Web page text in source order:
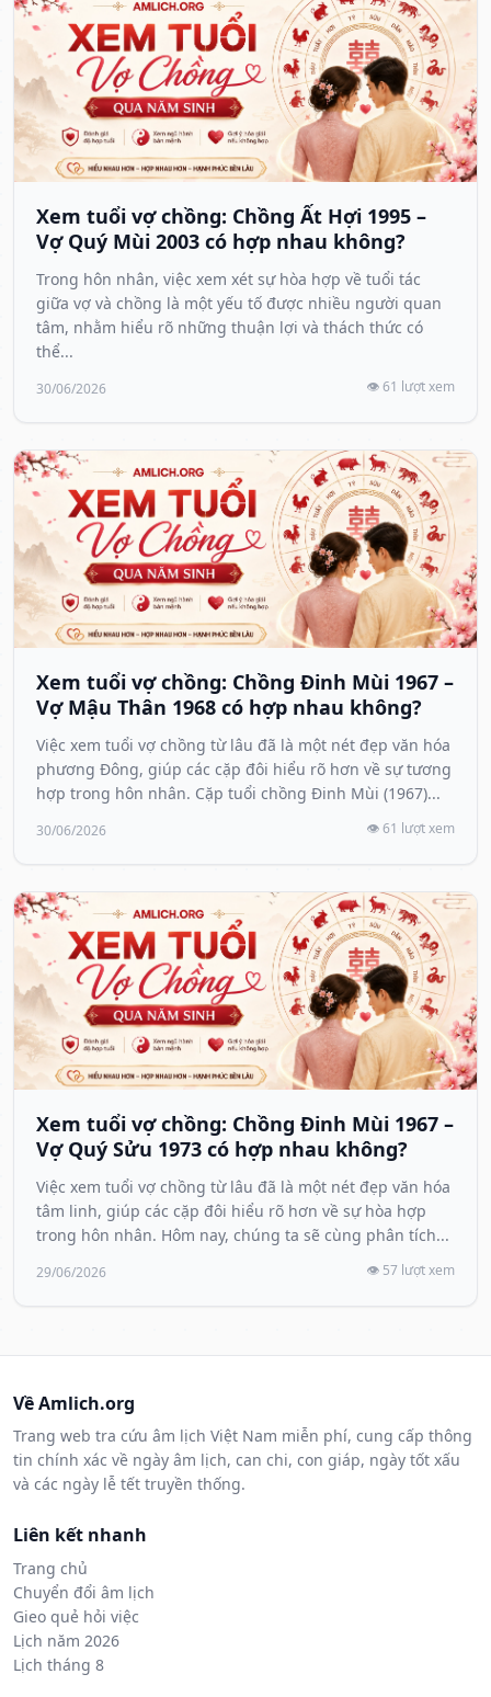
Xem tuổi vợ chồng: Chồng Ất Hợi 1995 –
Vợ Quý Mùi 2003 có hợp nhau không?
Trong hôn nhân, việc xem xét sự hòa hợp về tuổi tác
giữa vợ và chồng là một yếu tố được nhiều người quan
tâm, nhằm hiểu rõ những thuận lợi và thách thức có
thể...
30/06/2026 👁️ 61 lượt xem
Xem tuổi vợ chồng: Chồng Đinh Mùi 1967 –
Vợ Mậu Thân 1968 có hợp nhau không?
Việc xem tuổi vợ chồng từ lâu đã là một nét đẹp văn hóa
phương Đông, giúp các cặp đôi hiểu rõ hơn về sự tương
hợp trong hôn nhân. Cặp tuổi chồng Đinh Mùi (1967)...
30/06/2026 👁️ 61 lượt xem
Xem tuổi vợ chồng: Chồng Đinh Mùi 1967 –
Vợ Quý Sửu 1973 có hợp nhau không?
Việc xem tuổi vợ chồng từ lâu đã là một nét đẹp văn hóa
tâm linh, giúp các cặp đôi hiểu rõ hơn về sự hòa hợp
trong hôn nhân. Hôm nay, chúng ta sẽ cùng phân tích...
29/06/2026 👁️ 57 lượt xem
Về Amlich.org
Trang web tra cứu âm lịch Việt Nam miễn phí, cung cấp thông
tin chính xác về ngày âm lịch, can chi, con giáp, ngày tốt xấu
và các ngày lễ tết truyền thống.
Liên kết nhanh
Trang chủ
Chuyển đổi âm lịch
Gieo quẻ hỏi việc
Lịch năm 2026
Lịch tháng 8